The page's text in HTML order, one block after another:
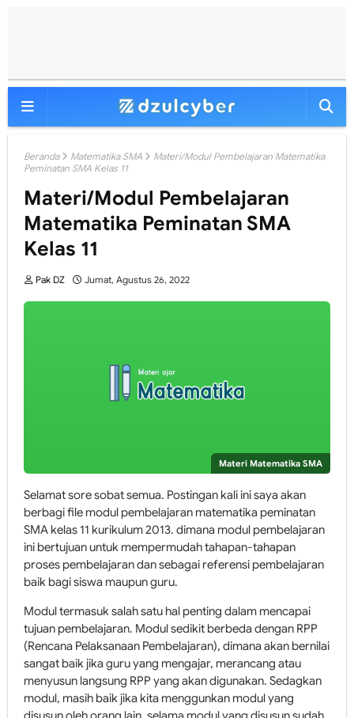
Beranda Matematika SMA
Materi/Modul Pembelajaran Matematika
Peminatan SMA Kelas 11
Materi/Modul Pembelajaran
Matematika Peminatan SMA
Kelas 11
Pak DZ Jumat, Agustus 26, 2022
Materi Matematika SMA
Selamat sore sobat semua. Postingan kali ini saya akan
berbagi file modul pembelajaran matematika peminatan
SMA kelas 11 kurikulum 2013. dimana modul pembelajaran
ini bertujuan untuk mempermudah tahapan-tahapan
proses pembelajaran dan sebagai referensi pembelajaran
baik bagi siswa maupun guru.
Modul termasuk salah satu hal penting dalam mencapai
tujuan pembelajaran. Modul sedikit berbeda dengan RPP
(Rencana Pelaksanaan Pembelajaran), dimana akan bernilai
sangat baik jika guru yang mengajar, merancang atau
menyusun langsung RPP yang akan digunakan. Sedagkan
modul, masih baik jika kita menggunkan modul yang